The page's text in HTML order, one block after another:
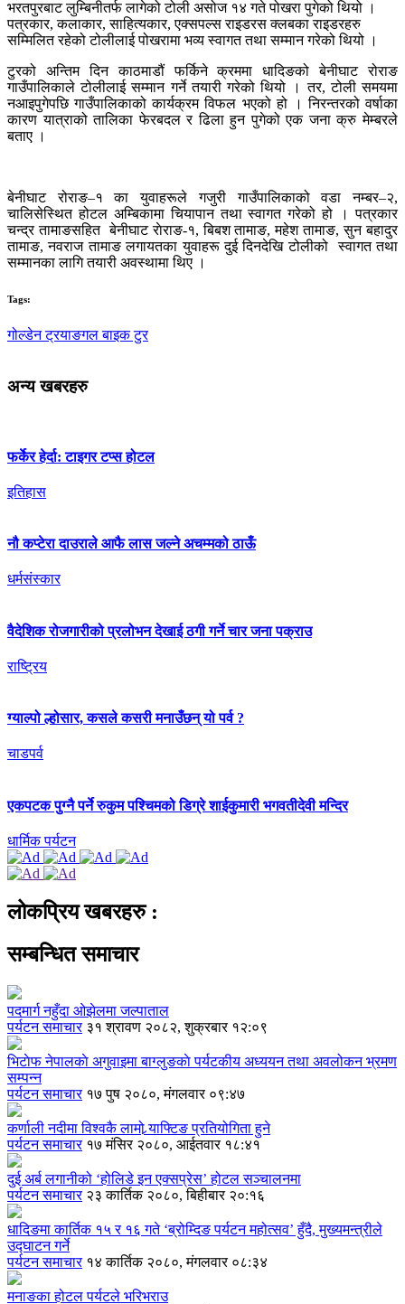
भरतपुरबाट लुम्बिनीतर्फ लागेको टोली असोज १४ गते पोखरा पुगेको थियो ।
पत्रकार, कलाकार, साहित्यकार, एक्सपल्स राइडरस क्लबका राइडरहरु
सम्मिलित रहेको टोलीलाई पोखरामा भव्य स्वागत तथा सम्मान गरेको थियो ।
टुरको अन्तिम दिन काठमाडौं फर्किने क्रममा धादिङको बेनीघाट रोराङ
गाउँपालिकाले टोलीलाई सम्मान गर्ने तयारी गरेको थियो । तर, टोली समयमा
नआइपुगेपछि गाउँपालिकाको कार्यक्रम विफल भएको हो । निरन्तरको वर्षाका
कारण यात्राको तालिका फेरबदल र ढिला हुन पुगेको एक जना क्रु मेम्बरले
बताए ।
बेनीघाट रोराङ–१ का युवाहरूले गजुरी गाउँपालिकाको वडा नम्बर–२,
चालिसेस्थित होटल अम्बिकामा चियापान तथा स्वागत गरेको हो । पत्रकार
चन्द्र तामाङसहित बेनीघाट राेराङ-१, बिबश तामाङ, महेश तामाङ, सुन बहादुर
तामाङ, नवराज तामाङ लगायतका युवाहरू दुई दिनदेखि टोलीको स्वागत तथा
सम्मानका लागि तयारी अवस्थामा थिए ।
Tags:
गोल्डेन ट्रयाङगल बाइक टुर
अन्य खबरहरु
फर्केर हेर्दा: टाइगर टप्स होटल
इतिहास
नौ कप्टेरा दाउराले आफै लास जल्ने अचम्मको ठाऊँ
धर्मसंस्कार
वैदेशिक रोजगारीको प्रलोभन देखाई ठगी गर्ने चार जना पक्राउ
राष्ट्रिय
ग्याल्पो ल्होसार, कसले कसरी मनाउँछन् यो पर्व ?
चाडपर्व
एकपटक पुग्‍नै पर्ने रुकुम पश्चिमको डिग्रे शाईकुमारी भगवतीदेवी मन्दिर
धार्मिक पर्यटन
लोकप्रिय खबरहरु :
सम्बन्धित समाचार
पदमार्ग नहुँदा ओझेलमा जल्पाताल
पर्यटन समाचार ३१ श्रावण २०८२, शुक्रबार १२:०९
भिटाेफ नेपालकाे अगुवाइमा बाग्लुङकाे पर्यटकीय अध्ययन तथा अवलोकन भ्रमण
सम्पन्न
पर्यटन समाचार १७ पुष २०८०, मंगलवार ०९:४७
कर्णाली नदीमा विश्वकै लामो र्‍याफ्टिङ प्रतियोगिता हुने
पर्यटन समाचार १७ मंसिर २०८०, आईतवार १८:४१
दुई अर्ब लगानीको ‘होलिडे इन एक्सप्रेस’ होटल सञ्चालनमा
पर्यटन समाचार २३ कार्तिक २०८०, बिहीबार २०:१६
धादिङमा कार्तिक १५ र १६ गते ‘ब्रोम्दिङ पर्यटन महोत्सव’ हुँदै, मुख्यमन्त्रीले
उद्घाटन गर्ने
पर्यटन समाचार १४ कार्तिक २०८०, मंगलवार ०८:३४
मनाङका होटल पर्यटले भरिभराउ